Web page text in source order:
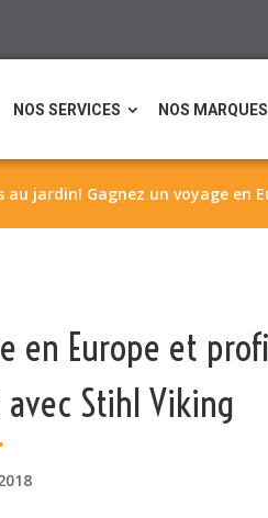
NOS SERVICES NOS MARQUES
au jardin! Gagnez un voyage en
en Europe et
Stihl Viking